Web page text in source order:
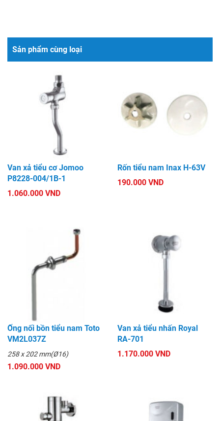
Sản phẩm cùng loại
Van xả tiểu cơ Jomoo
P8228-004/1B-1
1.060.000 VND
Rốn tiểu nam Inax H-63V
190.000 VND
Ống nối bồn tiểu nam Toto
VM2L037Z
258 x 202 mm(Ø16)
1.090.000 VND
Van xả tiểu nhấn Royal
RA-701
1.170.000 VND